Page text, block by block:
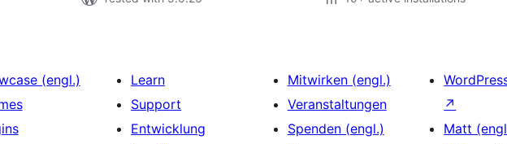
(engl.)
Learn
Support
Entwicklung
Mitwirken (engl.)
Veranstaltungen
Spenden (engl.)
↗
Matt